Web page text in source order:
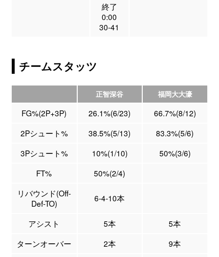
終了
0:00
30-41
チームスタッツ
正智深谷 福岡大大濠
FG%(2P+3P) 26.1%(6/23)
66.7%(8/12)
2Pシュート%
38.5%(5/13)
83.3%(5/6)
3Pシュート%
10%(1/10)
50%(3/6)
FT%
50%(2/4)
リバウンド(Off-
Def-TO)
6-4-10本
アシスト 5本
5本
ターンオーバー
2本
9本